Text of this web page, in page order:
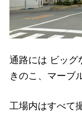
通路には ビッグ
きのこ、マーブ
工場内はすべて